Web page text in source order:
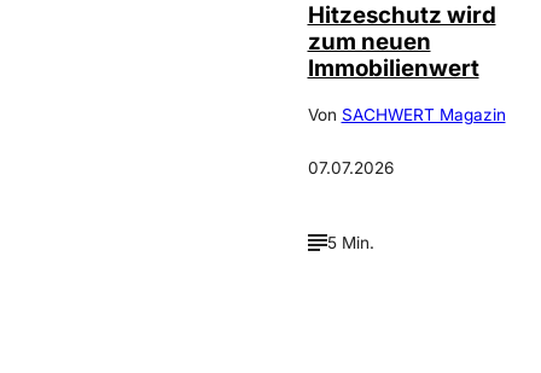
Hitzeschutz wird
zum neuen
Immobilienwert
Von SACHWERT Magazin
07.07.2026
5 Min.